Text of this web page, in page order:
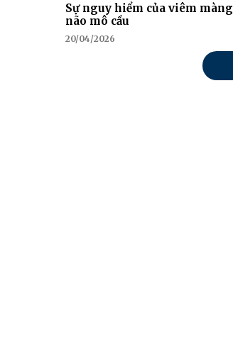
Sự nguy hiểm của viêm màng
não mô cầu
20/04/2026